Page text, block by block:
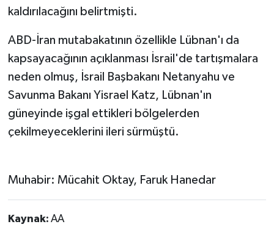
kaldırılacağını belirtmişti.
ABD-İran mutabakatının özellikle Lübnan'ı da
kapsayacağının açıklanması İsrail'de tartışmalara
neden olmuş, İsrail Başbakanı Netanyahu ve
Savunma Bakanı Yisrael Katz, Lübnan'ın
güneyinde işgal ettikleri bölgelerden
çekilmeyeceklerini ileri sürmüştü.
Muhabir: Mücahit Oktay, Faruk Hanedar
Kaynak: AA